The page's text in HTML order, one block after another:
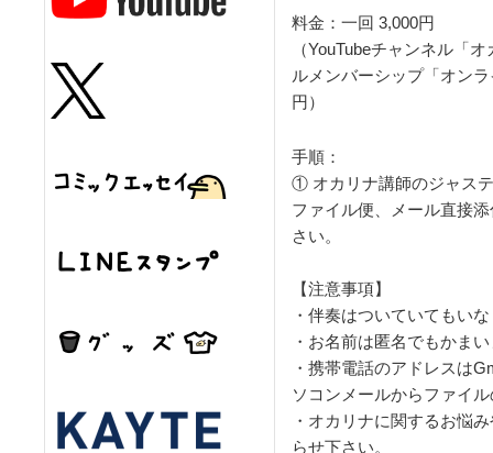
料金：一回 3,000円
（YouTubeチャンネル「
ルメンバーシップ「オン
円）
手順：
① オカリナ講師のジャス
ファイル便、メール直接
さい。
【注意事項】
・伴奏はついていてもい
・お名前は匿名でもかま
・携帯電話のアドレスは
ソコンメールからファイ
・オカリナに関するお悩
らせ下さい。